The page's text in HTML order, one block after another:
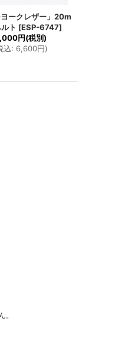
ヨークレザー」20m
ト [ESP-6747]
円(税別)
込: 6,600円)